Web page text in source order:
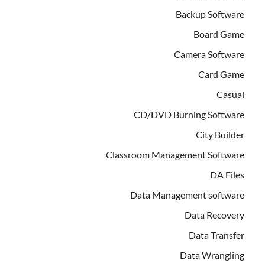
Backup Software
Board Game
Camera Software
Card Game
Casual
CD/DVD Burning Software
City Builder
Classroom Management Software
DA Files
Data Management software
Data Recovery
Data Transfer
Data Wrangling